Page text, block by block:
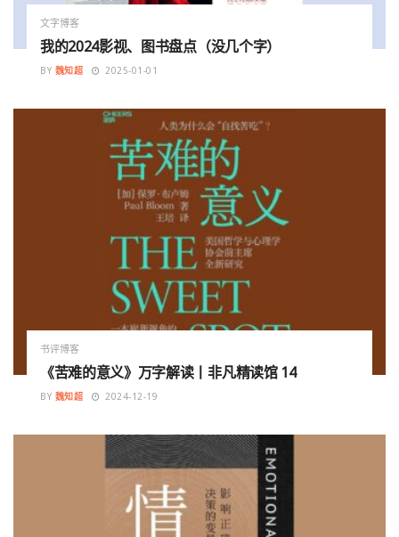
文字博客
我的2024影视、图书盘点（没几个字）
BY 魏知超 2025-01-01
书评博客
《苦难的意义》万字解读丨非凡精读馆 14
BY 魏知超 2024-12-19